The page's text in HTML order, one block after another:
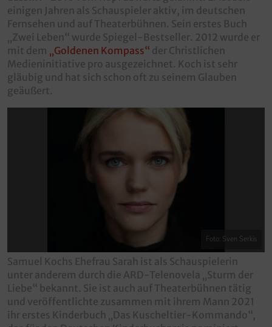
einigen Jahren als Schauspieler aktiv, im deutschen
Fernsehen und auf Theaterbühnen. Sein erstes Buch
„Zwei Leben“ wurde Spiegel-Bestseller. 2012 wurde er
mit dem
„Goldenen Kompass“ der Christlichen
Medieninitiative pro ausgezeichnet. Koch ist sehr
gläubig und hat sich schon oft zu seinem Glauben
geäußert.
Foto: Sven Serkis
Samuel Kochs Ehefrau Sarah ist als Schauspielerin
unter anderem durch die ARD-Telenovela „Sturm der
Liebe“ bekannt. Sie ist auch auf Theaterbühnen tätig
und veröffentlichte zusammen mit ihrem Mann 2021
ihr erstes Kinderbuch „Das Kuscheltier-Kommando“,